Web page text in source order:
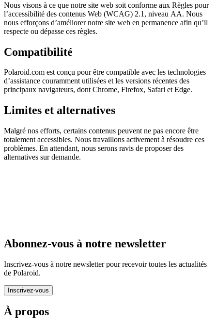
Nous visons à ce que notre site web soit conforme aux Règles pour
l’accessibilité des contenus Web (WCAG) 2.1, niveau AA. Nous
nous efforçons d’améliorer notre site web en permanence afin qu’il
respecte ou dépasse ces règles.
Compatibilité
Polaroid.com est conçu pour être compatible avec les technologies
d’assistance couramment utilisées et les versions récentes des
principaux navigateurs, dont Chrome, Firefox, Safari et Edge.
Limites et alternatives
Malgré nos efforts, certains contenus peuvent ne pas encore être
totalement accessibles. Nous travaillons activement à résoudre ces
problèmes. En attendant, nous serons ravis de proposer des
alternatives sur demande.
Abonnez-vous à notre newsletter
Inscrivez-vous à notre newsletter pour recevoir toutes les actualités
de Polaroid.
Inscrivez-vous
À propos